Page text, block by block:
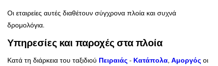
Οι εταιρείες αυτές διαθέτουν σύγχρονα πλοία και συχνά
δρομολόγια.
Υπηρεσίες και παροχές στα πλοία
Κατά τη διάρκεια του ταξιδιού Πειραιάς - Κατάπολα, Αμοργός οι